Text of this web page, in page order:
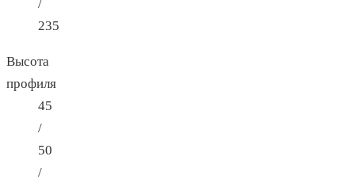
/
235
Высота
профиля
45
/
50
/